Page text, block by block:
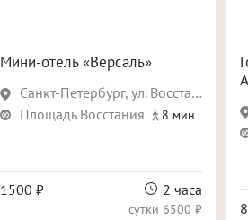
Мини-отель «Версаль»
Санкт-Петербург, ул. Восстания, д.12
Площадь Восстания
8 мин
1500 ₽ 2 часа
сутки 6500 ₽